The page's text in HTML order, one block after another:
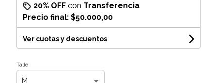
20% OFFcon Transferencia
Precio final: $50.000,00
Ver cuotas y descuentos
Talle